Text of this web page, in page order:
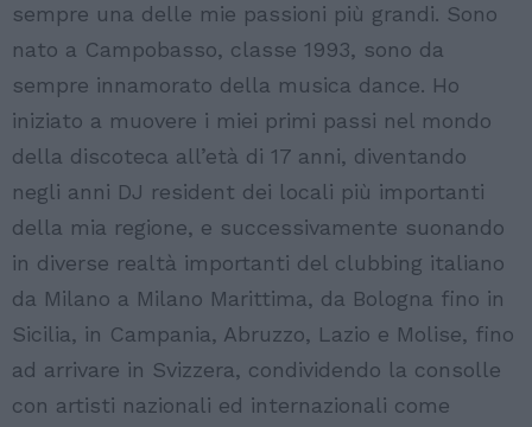
sempre una delle mie passioni più grandi. Sono
nato a Campobasso, classe 1993, sono da
sempre innamorato della musica dance. Ho
iniziato a muovere i miei primi passi nel mondo
della discoteca all’età di 17 anni, diventando
negli anni DJ resident dei locali più importanti
della mia regione, e successivamente suonando
in diverse realtà importanti del clubbing italiano
da Milano a Milano Marittima, da Bologna fino in
Sicilia, in Campania, Abruzzo, Lazio e Molise, fino
ad arrivare in Svizzera, condividendo la consolle
con artisti nazionali ed internazionali come